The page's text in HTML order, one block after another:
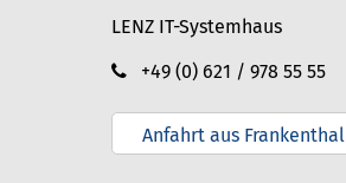
LENZ IT-Systemhaus
+49 (0) 621 / 978 55 55
Anfahrt aus Frankenthal